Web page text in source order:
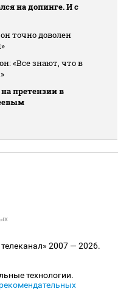
на допинге. И с
точно доволен
«Все знают, что в
претензии в
2007 — 2026.
технологии.